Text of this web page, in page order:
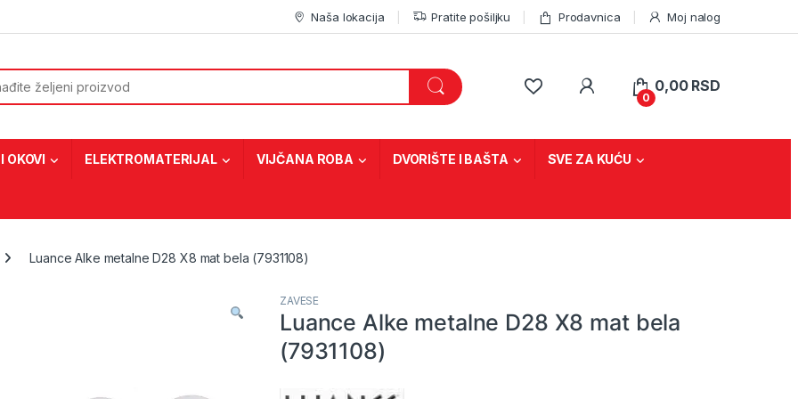
Naša lokacija Pratite pošiljku Prodavnica Moj nalog
0
0,00 RSD
OKOVI ELEKTROMATERIJAL VIJČANA ROBA DVORIŠTE I BAŠTA SVE ZA KUĆU
Luance Alke metalne D28 X8 mat bela (7931108)
ZAVESE
Luance Alke metalne D28 X8 mat bela
(7931108)